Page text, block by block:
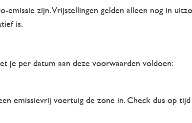
zijn. Vrijstellingen gelden alleen nog in
is.
je per datum aan deze voorwaarden voldoen:
emissievrij voertuig de zone in. Check dus op